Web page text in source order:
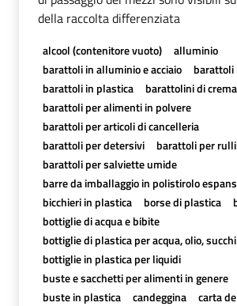
della raccolta differenziata
alcool (contenitore vuoto)
alluminio
barattoli in alluminio e acciaio
barattoli in plastica
barattolini di crema
barattoli per alimenti in polvere
barattoli per articoli di cancelleria
barattoli per detersivi
barattoli per
barattoli per salviette umide
barre da imballaggio in polistirolo
bicchieri in plastica
borse di plastica
bottiglie di acqua e bibite
bottiglie di plastica per acqua, olio, succhi
bottiglie in plastica per liquidi
buste e sacchetti per alimenti in genere
buste in plastica
candeggina
carta